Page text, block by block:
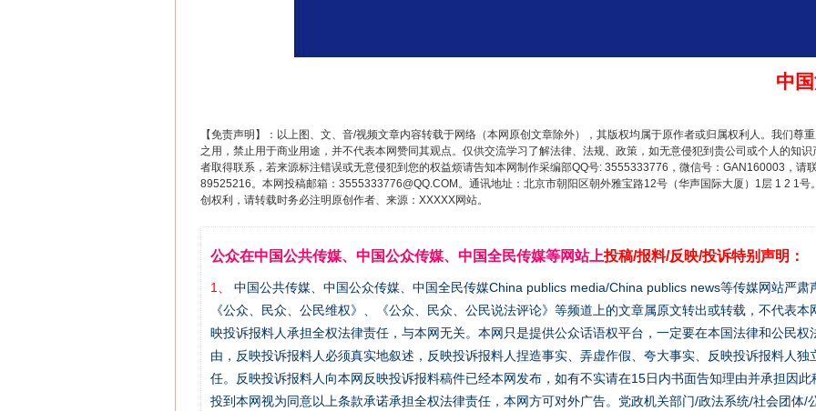
中
【免责声明】：以上图、文、音/视频文章内容转载于网络（本网原创文章除外），其版权均属于原作者或归属权利人。我们尊
之用，禁止用于商业用途，并不代表本网赞同其观点。仅供交流学习了解法律、法规、政策，如无意侵犯到贵公司或个人的知
者取得联系，若来源标注错误或无意侵犯到您的权益烦请告知本网制作采编部QQ号: 3555333776，微信号：GAN160003，请
89525216。本网投稿邮箱：3555333776@QQ.COM。通讯地址：北京市朝阳区朝外雅宝路12号（华声国际大厦）1层 1 2 1
创权利，请转载时务必注明原创作者、来源：XXXXX网站。
公众在中国公共传媒、中国公众传媒、中国全民传媒等网站上投稿/报料/反映/投诉特别声明：
1、
中国公共传媒、中国公众传媒、中国全民传媒China publics media/China publics news等传媒网站严肃
《公众、民众、公民维权》、《公众、民众、公民说法评论》等频道上的文章属原文转出或转载，不代表
映投诉报料人承担全权法律责任，与本网无关。本网只是提供公众话语权平台，一定要在本国法律和公民
由，反映投诉报料人必须真实地叙述，反映投诉报料人捏造事实、弄虚作假、夸大事实、反映投诉报料人
任。反映投诉报料人向本网反映投诉报料稿件已经本网发布，如有不实请在15日内书面告知理由并承担因
投到本网视为同意以上条款承诺承担全权法律责任，本网方可对外广告。党政机关部门/政法系统/社会团体/